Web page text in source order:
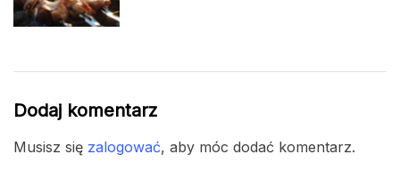
Dodaj komentarz
Musisz się zalogować, aby móc dodać komentarz.